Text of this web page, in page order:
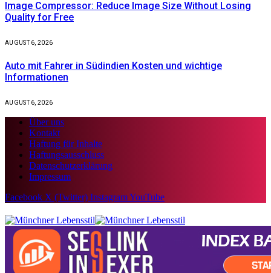
Image Compressor: Reduce Image Size Without Losing
Quality for Free
AUGUST 6, 2026
Auto mit Fahrer in Südindien Kosten und wichtige
Informationen
AUGUST 6, 2026
Über uns
Kontakt
Haftung für Inhalte
Haftungsausschluss
Datenschutzerklärung
Impressum
Facebook X (Twitter) InstagramYouTube